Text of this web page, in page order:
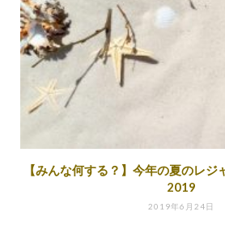
【みんな何する？】今年の夏のレ
2019
2019年6月24日